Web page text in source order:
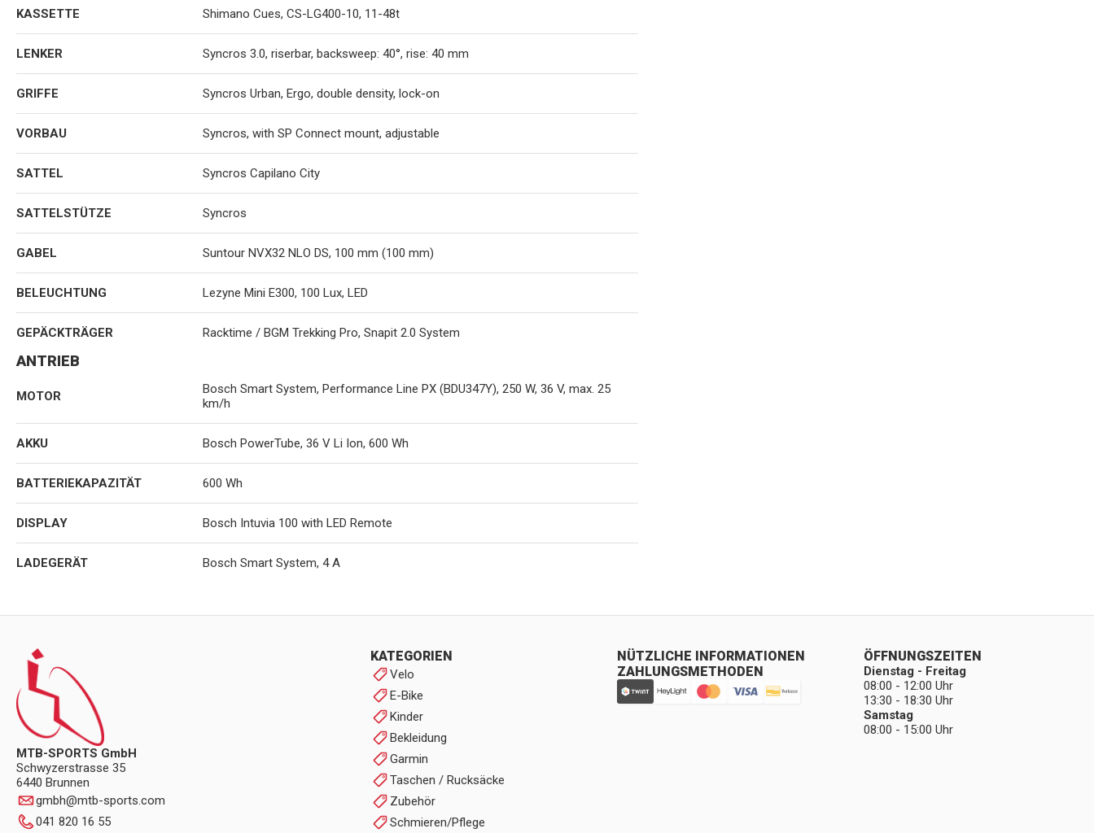
KASSETTE Shimano Cues, CS-LG400-10, 11-48t
LENKER Syncros 3.0, riserbar, backsweep: 40°, rise: 40 mm
GRIFFE Syncros Urban, Ergo, double density, lock-on
VORBAU Syncros, with SP Connect mount, adjustable
SATTEL Syncros Capilano City
SATTELSTÜTZE Syncros
GABEL Suntour NVX32 NLO DS, 100 mm (100 mm)
BELEUCHTUNG Lezyne Mini E300, 100 Lux, LED
GEPÄCKTRÄGER Racktime / BGM Trekking Pro, Snapit 2.0 System
ANTRIEB
MOTOR
Bosch Smart System, Performance Line PX (BDU347Y), 250 W, 36 V, max. 25
km/h
AKKU Bosch PowerTube, 36 V Li Ion, 600 Wh
BATTERIEKAPAZITÄT 600 Wh
DISPLAY Bosch Intuvia 100 with LED Remote
LADEGERÄT Bosch Smart System, 4 A
MTB-SPORTS GmbH
Schwyzerstrasse 35
6440 Brunnen
gmbh@mtb-sports.com
041 820 16 55
KATEGORIEN
Velo
E-Bike
Kinder
Bekleidung
Garmin
Taschen / Rucksäcke
Zubehör
Schmieren/Pflege
NÜTZLICHE INFORMATIONEN
ZAHLUNGSMETHODEN
ÖFFNUNGSZEITEN
Dienstag - Freitag
08:00 - 12:00 Uhr
13:30 - 18:30 Uhr
Samstag
08:00 - 15:00 Uhr